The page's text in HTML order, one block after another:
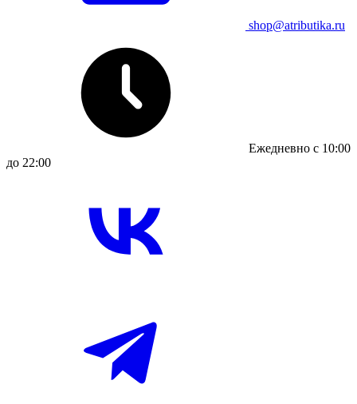
shop@atributika.ru
Ежедневно с 10:00
до 22:00